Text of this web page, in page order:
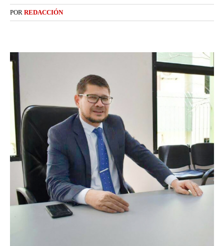
POR REDACCIÓN